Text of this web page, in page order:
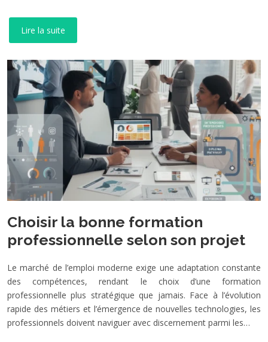
Lire la suite
Choisir la bonne formation
professionnelle selon son projet
Le marché de l’emploi moderne exige une adaptation constante
des compétences, rendant le choix d’une formation
professionnelle plus stratégique que jamais. Face à l’évolution
rapide des métiers et l’émergence de nouvelles technologies, les
professionnels doivent naviguer avec discernement parmi les…